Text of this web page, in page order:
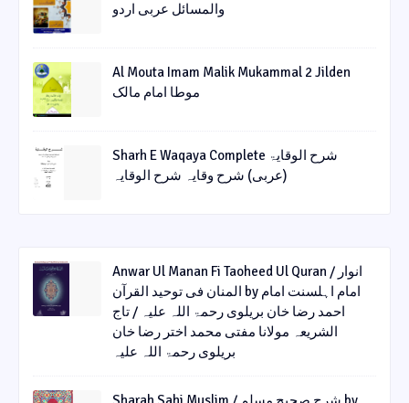
والمسائل عربی اردو
Al Mouta Imam Malik Mukammal 2 Jilden
موطا امام مالک
Sharh E Waqaya Complete شرح الوقایۃ
(عربی) شرح وقایہ شرح الوقایہ
Anwar Ul Manan Fi Taoheed Ul Quran / انوار
المنان فی توحید القرآن by امام اہلسنت امام
احمد رضا خان بریلوی رحمۃ اللہ علیہ / تاج
الشریعہ مولانا مفتی محمد اختر رضا خان
بریلوی رحمۃ اللہ علیہ